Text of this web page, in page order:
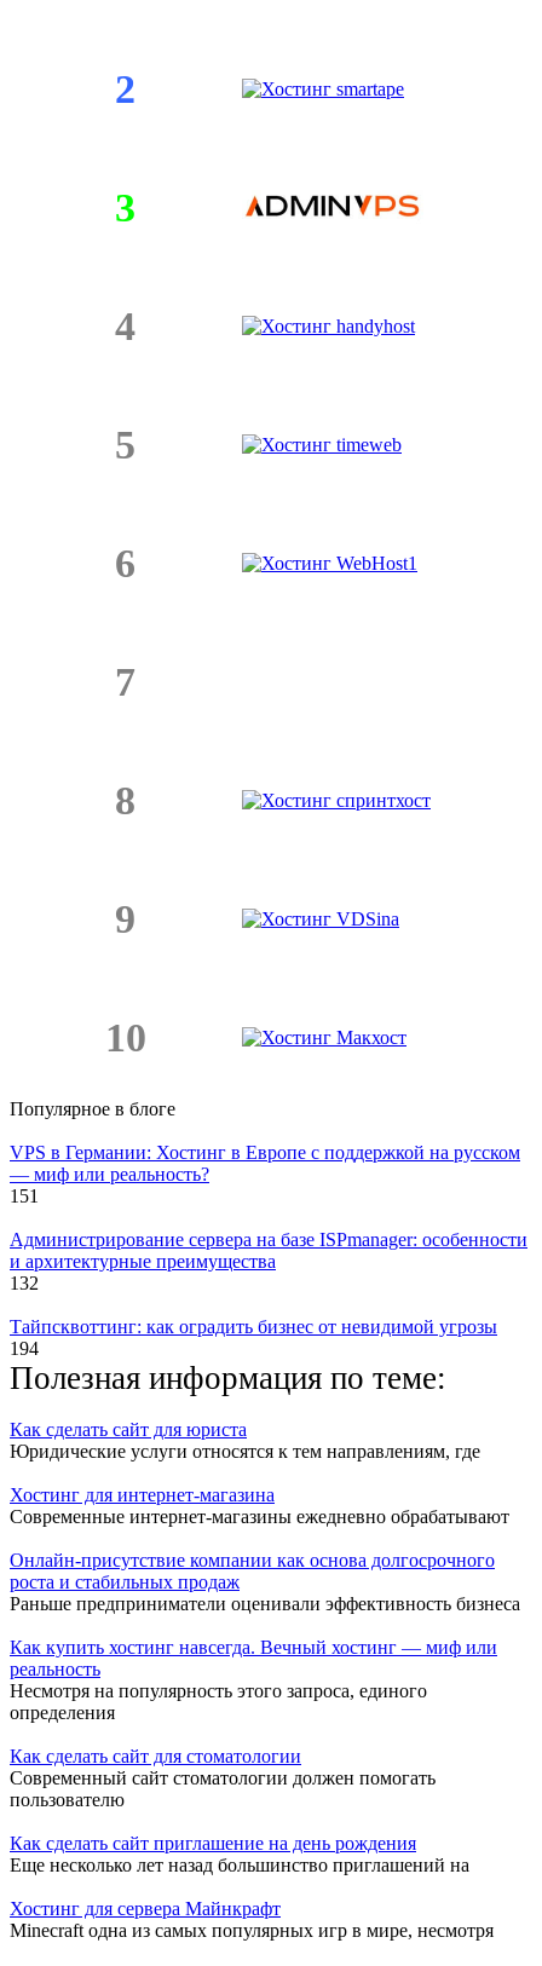
2
3
4
5
6
7
8
9
10
Популярное в блоге
VPS в Германии: Хостинг в Европе с поддержкой на русском
— миф или реальность?
151
Администрирование сервера на базе ISPmanager: особенности
и архитектурные преимущества
132
Тайпсквоттинг: как оградить бизнес от невидимой угрозы
194
Полезная информация по теме:
Как сделать сайт для юриста
Юридические услуги относятся к тем направлениям, где
Хостинг для интернет-магазина
Современные интернет-магазины ежедневно обрабатывают
Онлайн-присутствие компании как основа долгосрочного
роста и стабильных продаж
Раньше предприниматели оценивали эффективность бизнеса
Как купить хостинг навсегда. Вечный хостинг — миф или
реальность
Несмотря на популярность этого запроса, единого
определения
Как сделать сайт для стоматологии
Современный сайт стоматологии должен помогать
пользователю
Как сделать сайт приглашение на день рождения
Еще несколько лет назад большинство приглашений на
Хостинг для сервера Майнкрафт
Minecraft одна из самых популярных игр в мире, несмотря